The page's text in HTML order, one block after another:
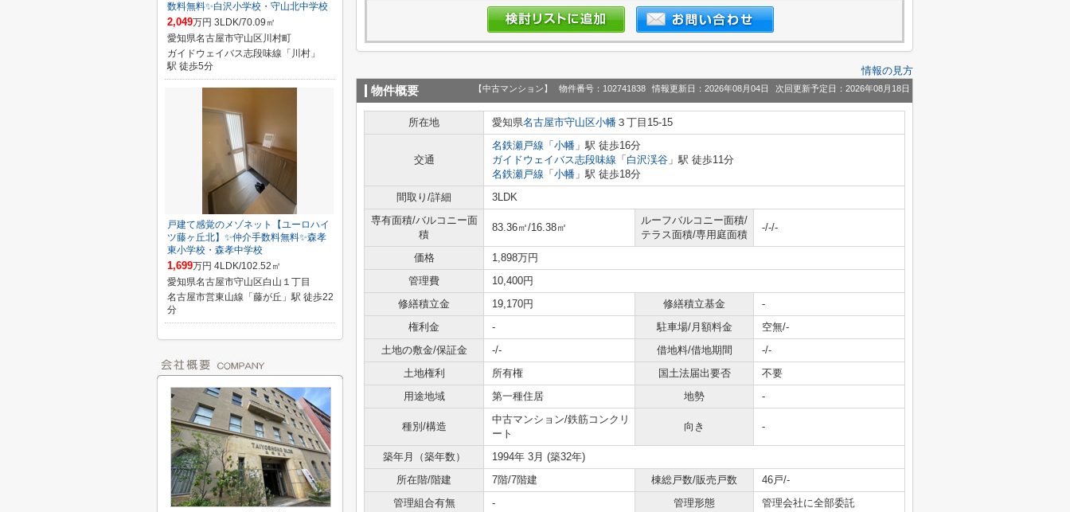
情報の見方
物件概要 【中古マンション】 物件番号：102741838 情報更新日：2026年08月04日 次回更新予定日：2026年08月18日
所在地 愛知県名古屋市守山区小幡 ３丁目15-15
交通
名鉄瀬戸線 「 小幡 」駅 徒歩16分
ガイドウェイバス志段味線 「 白沢渓谷 」駅 徒歩11分
名鉄瀬戸線 「 小幡 」駅 徒歩18分
間取り/詳細
3LDK
専有面積/バルコニー面
積
83.36㎡/16.38㎡
ルーフバルコニー面積/
テラス面積/専用庭面積
-/-/-
価格
1,898万円
管理費
10,400円
修繕積立金
19,170円 修繕積立基金
-
権利金
- 駐車場/月額料金
空無/-
土地の敷金/保証金
-/- 借地料/借地期間
-/-
土地権利
所有権 国土法届出要否
不要
用途地域
第一種住居 地勢 -
種別/構造
中古マンション/鉄筋コンクリ
ート
向き -
築年月（築年数）
1994年 3月 (築32年)
所在階/階建
7階/7階建 棟総戸数/販売戸数
46戸/-
管理組合有無
- 管理形態
管理会社に全部委託
数料無料✨️白沢小学校・守山北中学校
2,049万円 3LDK/70.09㎡
愛知県名古屋市守山区川村町
ガイドウェイバス志段味線「川村」
駅 徒歩5分
戸建て感覚のメゾネット【ユーロハイ
ツ藤ヶ丘北】✨️仲介手数料無料✨️森孝
東小学校・森孝中学校
1,699万円 4LDK/102.52㎡
愛知県名古屋市守山区白山１丁目
名古屋市営東山線「藤が丘」駅 徒歩22
分